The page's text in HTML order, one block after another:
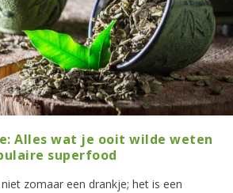
Alles wat je ooit wilde weten
superfood
zomaar een drankje; het is een